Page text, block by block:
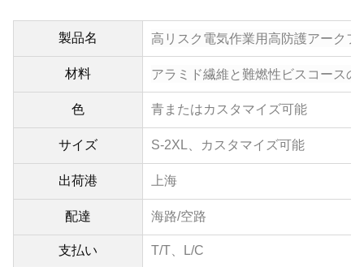
製品名 高リスク電気作業用高防護アーク
材料 アラミド繊維と難燃性ビスコースの
色 青またはカスタマイズ可能
サイズ S-2XL、 カスタマイズ可能
出荷港 上海
配達 海路/空路
支払い T/T、L/C